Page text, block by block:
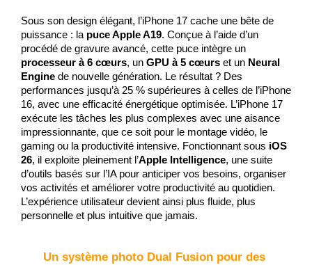
Sous son design élégant, l’iPhone 17 cache une bête de
puissance : la puce Apple A19. Conçue à l’aide d’un
processeur à 6 cœurs, un GPU à 5 cœurs et un Neural
Engine de nouvelle génération. Le résultat ? Des
performances jusqu’à 25 % supérieures à celles de l’iPhone
16, avec une efficacité énergétique optimisée. L’iPhone 17
exécute les tâches les plus complexes avec une aisance
impressionnante, que ce soit pour le montage vidéo, le
gaming ou la productivité intensive. Fonctionnant sous iOS
26, il exploite pleinement l’Apple Intelligence, une suite
d’outils basés sur l’IA pour anticiper vos besoins, organiser
vos activités et améliorer votre productivité au quotidien.
L’expérience utilisateur devient ainsi plus fluide, plus
personnelle et plus intuitive que jamais.
Un système photo Dual Fusion pour des